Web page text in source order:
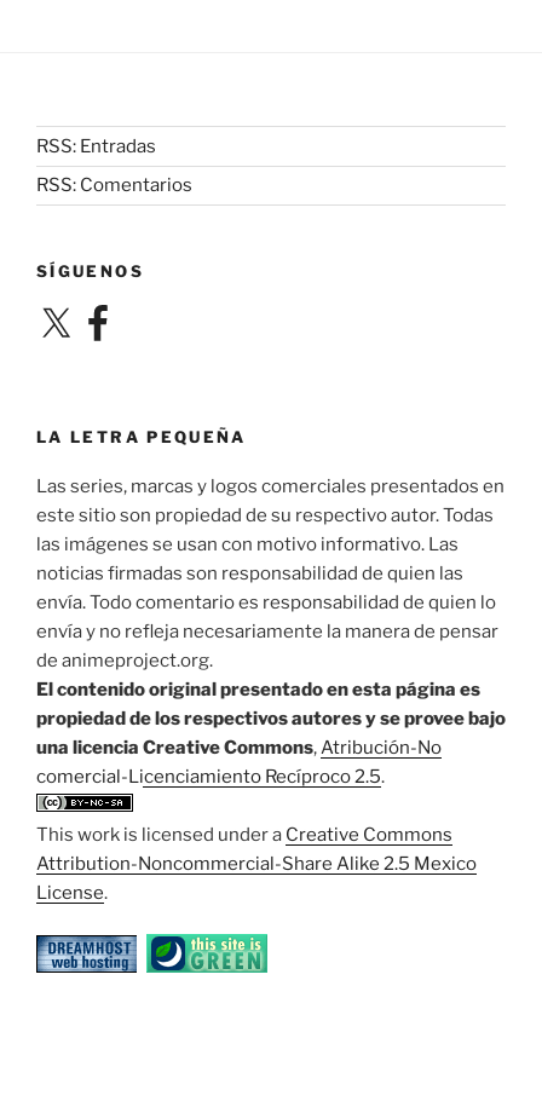
RSS: Entradas
RSS: Comentarios
SÍGUENOS
X Facebook
LA LETRA PEQUEÑA
Las series, marcas y logos comerciales presentados en
este sitio son propiedad de su respectivo autor. Todas
las imágenes se usan con motivo informativo. Las
noticias firmadas son responsabilidad de quien las
envía. Todo comentario es responsabilidad de quien lo
envía y no refleja necesariamente la manera de pensar
de animeproject.org.
El contenido original presentado en esta página es
propiedad de los respectivos autores y se provee bajo
una licencia Creative Commons,Atribución-No
comercial-Licenciamiento Recíproco 2.5.
This work is licensed under a Creative Commons
Attribution-Noncommercial-Share Alike 2.5 Mexico
License.